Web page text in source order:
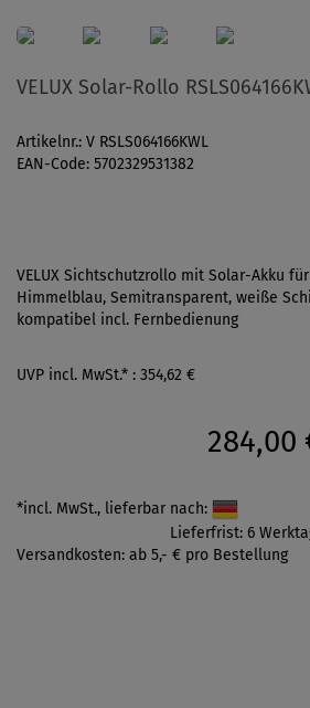
VELUX Solar-Rollo
Artikelnr.: V RSLS064166KWL
EAN-Code: 5702329531382
VELUX Sichtschutzrollo mit Solar-Akku für
Himmelblau, Semitransparent, weiße
kompatibel incl. Fernbedienung
UVP incl. MwSt.* : 354,62 €
284,00
*incl. MwSt., lieferbar nach:
Lieferfrist: 6
Versandkosten: ab 5,- € pro Bestellung